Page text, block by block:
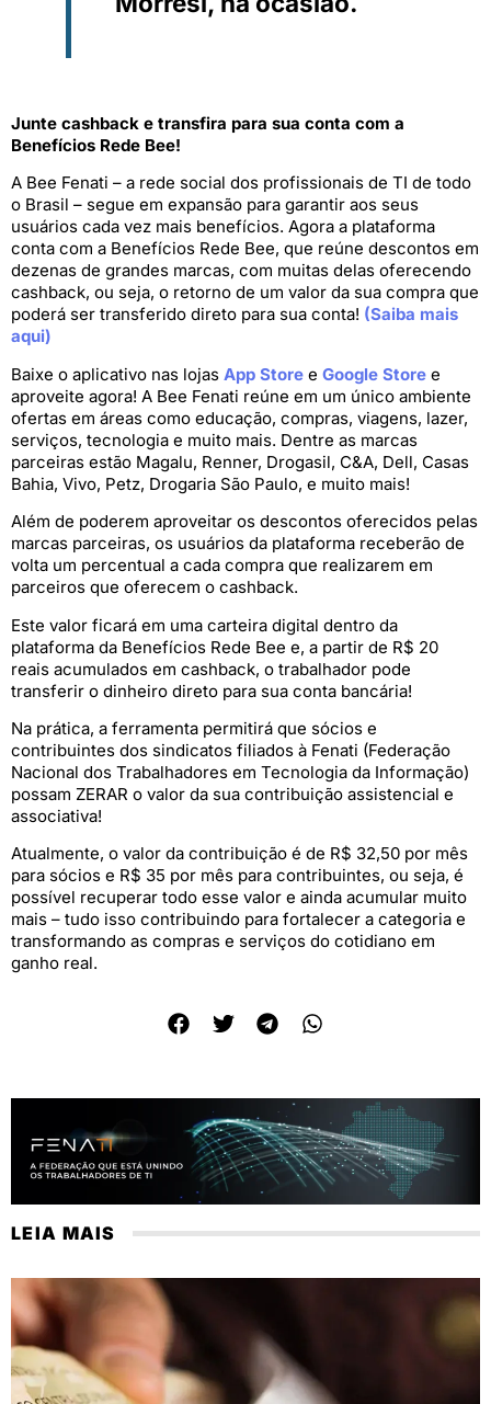
Junte cashback e transfira para sua conta com a
Benefícios Rede Bee!
A Bee Fenati – a rede social dos profissionais de TI de todo
o Brasil – segue em expansão para garantir aos seus
usuários cada vez mais benefícios. Agora a plataforma
conta com a Benefícios Rede Bee, que reúne descontos em
dezenas de grandes marcas, com muitas delas oferecendo
cashback, ou seja, o retorno de um valor da sua compra que
poderá ser transferido direto para sua conta! (Saiba mais
aqui)
Baixe o aplicativo nas lojas App Store e Google Store e
aproveite agora! A Bee Fenati reúne em um único ambiente
ofertas em áreas como educação, compras, viagens, lazer,
serviços, tecnologia e muito mais. Dentre as marcas
parceiras estão Magalu, Renner, Drogasil, C&A, Dell, Casas
Bahia, Vivo, Petz, Drogaria São Paulo, e muito mais!
Além de poderem aproveitar os descontos oferecidos pelas
marcas parceiras, os usuários da plataforma receberão de
volta um percentual a cada compra que realizarem em
parceiros que oferecem o cashback.
Este valor ficará em uma carteira digital dentro da
plataforma da Benefícios Rede Bee e, a partir de R$ 20
reais acumulados em cashback, o trabalhador pode
transferir o dinheiro direto para sua conta bancária!
Na prática, a ferramenta permitirá que sócios e
contribuintes dos sindicatos filiados à Fenati (Federação
Nacional dos Trabalhadores em Tecnologia da Informação)
possam ZERAR o valor da sua contribuição assistencial e
associativa!
Atualmente, o valor da contribuição é de R$ 32,50 por mês
para sócios e R$ 35 por mês para contribuintes, ou seja, é
possível recuperar todo esse valor e ainda acumular muito
mais – tudo isso contribuindo para fortalecer a categoria e
transformando as compras e serviços do cotidiano em
ganho real.
LEIA MAIS